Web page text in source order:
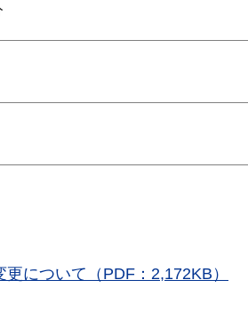
について（PDF：2,172KB）